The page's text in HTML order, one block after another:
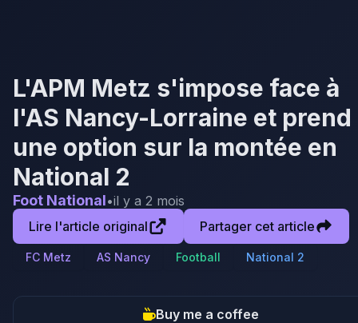
L'APM Metz s'impose face à
l'AS Nancy-Lorraine et prend
une option sur la montée en
National 2
Foot National•il y a 2 mois
Lire l'article original
Partager cet article
FC Metz AS Nancy Football National 2
Buy me a coffee